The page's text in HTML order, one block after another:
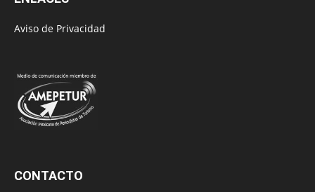
Aviso de Privacidad
CONTACTO